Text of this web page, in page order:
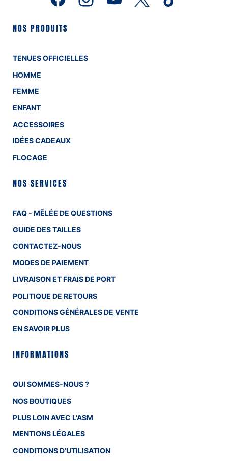
NOS PRODUITS
TENUES OFFICIELLES
HOMME
FEMME
ENFANT
ACCESSOIRES
IDÉES CADEAUX
FLOCAGE
NOS SERVICES
FAQ - MÊLÉE DE QUESTIONS
GUIDE DES TAILLES
CONTACTEZ-NOUS
MODES DE PAIEMENT
LIVRAISON ET FRAIS DE PORT
POLITIQUE DE RETOURS
CONDITIONS GÉNÉRALES DE VENTE
EN SAVOIR PLUS
INFORMATIONS
QUI SOMMES-NOUS ?
NOS BOUTIQUES
PLUS LOIN AVEC L'ASM
MENTIONS LÉGALES
CONDITIONS D'UTILISATION